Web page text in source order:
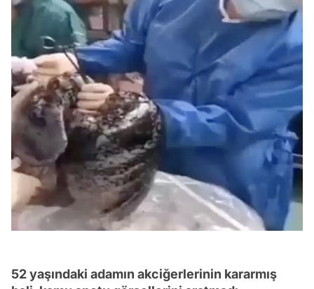
52 yaşındaki adamın akciğerlerinin kararmış